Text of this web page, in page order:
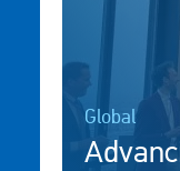
Global